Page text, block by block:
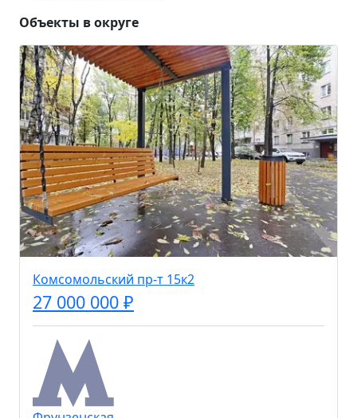
Объекты в округе
Комсомольский пр-т 15к2
27 000 000 ₽